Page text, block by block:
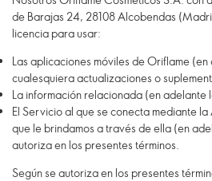
de Barajas 24, 28108 Alcobendas
licencia para usar:
Las aplicaciones móviles de Oriflame
cualesquiera actualizaciones o
La información relacionada (en adelante
El Servicio al que se conecta mediante
que le brindamos a través de ella (en
autoriza en los presentes términos.
Según se autoriza en los presentes